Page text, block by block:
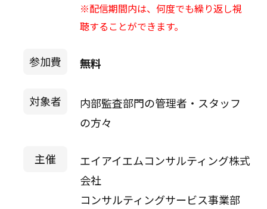
※配信期間内は、何度でも繰り返し視
聴することができます。
参加費 無料
対象者
内部監査部門の管理者・スタッフ
の方々
主催
エイアイエムコンサルティング株式
会社
コンサルティングサービス事業部